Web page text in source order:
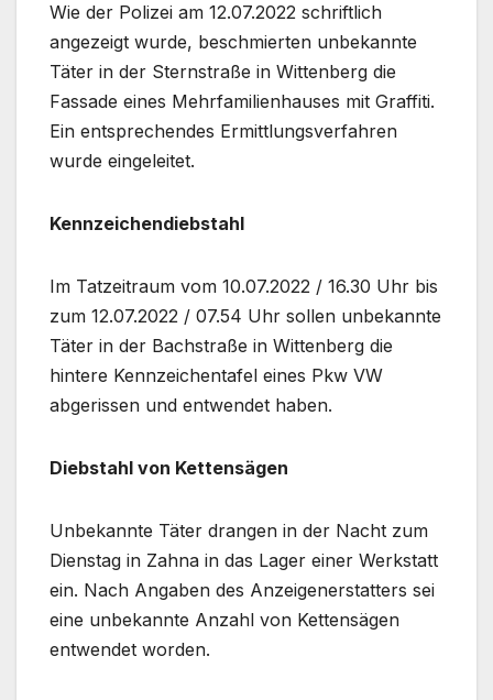
Wie der Polizei am 12.07.2022 schriftlich
angezeigt wurde, beschmierten unbekannte
Täter in der Sternstraße in Wittenberg die
Fassade eines Mehrfamilienhauses mit Graffiti.
Ein entsprechendes Ermittlungsverfahren
wurde eingeleitet.
Kennzeichendiebstahl
Im Tatzeitraum vom 10.07.2022 / 16.30 Uhr bis
zum 12.07.2022 / 07.54 Uhr sollen unbekannte
Täter in der Bachstraße in Wittenberg die
hintere Kennzeichentafel eines Pkw VW
abgerissen und entwendet haben.
Diebstahl von Kettensägen
Unbekannte Täter drangen in der Nacht zum
Dienstag in Zahna in das Lager einer Werkstatt
ein. Nach Angaben des Anzeigenerstatters sei
eine unbekannte Anzahl von Kettensägen
entwendet worden.